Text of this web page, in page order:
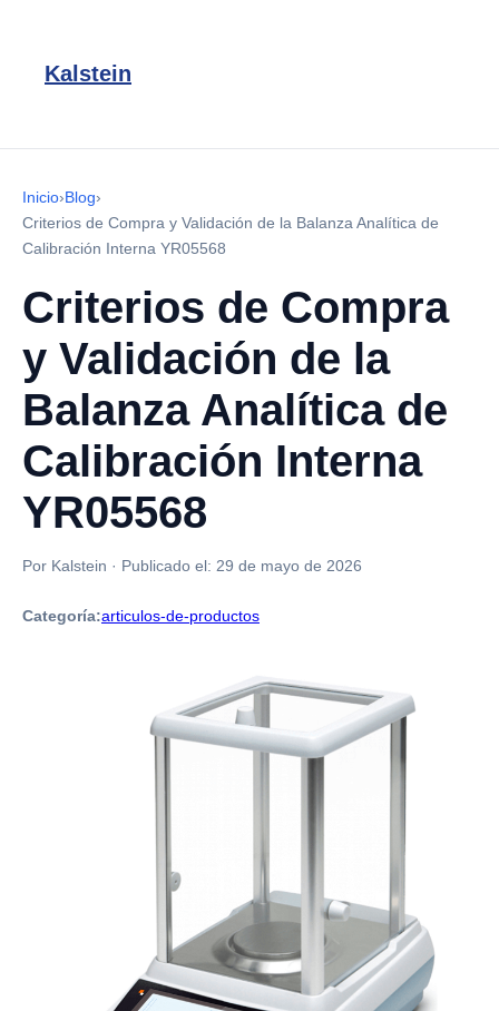
Kalstein
Inicio›Blog›
Criterios de Compra y Validación de la Balanza Analítica de
Calibración Interna YR05568
Criterios de Compra
y Validación de la
Balanza Analítica de
Calibración Interna
YR05568
Por Kalstein · Publicado el: 29 de mayo de 2026
Categoría:articulos-de-productos